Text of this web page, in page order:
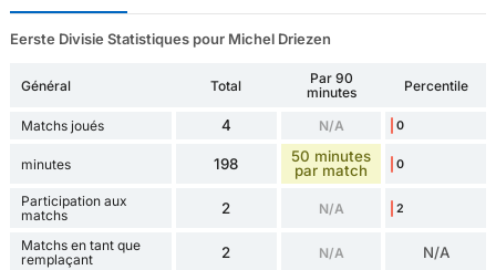
Eerste Divisie Statistiques pour Michel Driezen
Général Total
Par 90
minutes
Percentile
Matchs joués 4 N/A 0
minutes 198
50 minutes
par match
0
Participation aux
matchs
2 N/A 2
Matchs en tant que
remplaçant
2 N/A N/A